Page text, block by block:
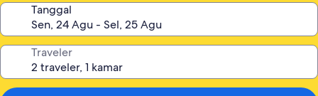
Tanggal
Traveler